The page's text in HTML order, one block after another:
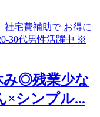
み◎残業少な
×シンプル...